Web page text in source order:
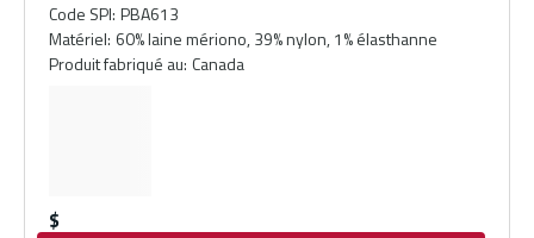
Code SPI: PBA613
Matériel: 60% laine mériono, 39% nylon, 1% élasthanne
Produit fabriqué au: Canada
$